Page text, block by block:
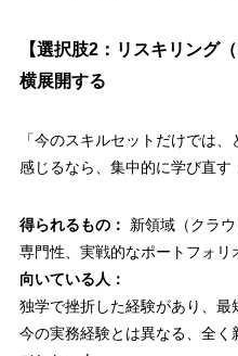
【選択肢2：リスキリング
横展開する
「今のスキルセットだけでは
感じるなら、集中的に学び直す
得られるもの：
新領域（クラ
専門性、実戦的なポートフォリ
向いている人：
独学で挫折した経験があり、
今の実務経験とは異なる、全